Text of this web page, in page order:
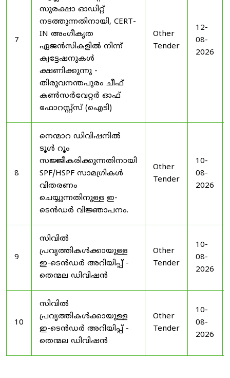
7
സുരക്ഷാ ഓഡിറ്റ്
നടത്തുന്നതിനായി, CERT-
IN അംഗീകൃത
ഏജൻസികളിൽ നിന്ന്
ക്വട്ടേഷനുകൾ
ക്ഷണിക്കുന്നു -
തിരുവനന്തപുരം ചീഫ്
കൺസർവേറ്റർ ഓഫ്
ഫോറസ്റ്റ്സ് (ഐടി)
Other
Tender
12-
08-
2026
8
നെന്മാറ ഡിവിഷനിൽ
ടൂൾ റൂം
സജ്ജീകരിക്കുന്നതിനായി
SPF/HSPF സാമഗ്രികൾ
വിതരണം
ചെയ്യുന്നതിനുള്ള ഇ-
ടെൻഡർ വിജ്ഞാപനം.
Other
Tender
10-
08-
2026
9
സിവിൽ
പ്രവൃത്തികൾക്കായുള്ള
ഇ-ടെൻഡർ അറിയിപ്പ് -
തെന്മല ഡിവിഷൻ
Other
Tender
10-
08-
2026
10
സിവിൽ
പ്രവൃത്തികൾക്കായുള്ള
ഇ-ടെൻഡർ അറിയിപ്പ് -
തെന്മല ഡിവിഷൻ
Other
Tender
10-
08-
2026